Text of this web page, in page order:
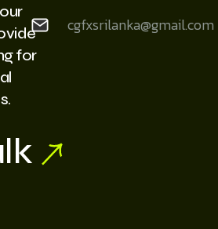
for
cgfxsrilanka@gmail.com